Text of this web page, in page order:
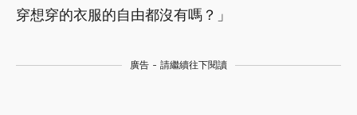
穿想穿的衣服的自由都沒有嗎？」
廣告 - 請繼續往下閱讀